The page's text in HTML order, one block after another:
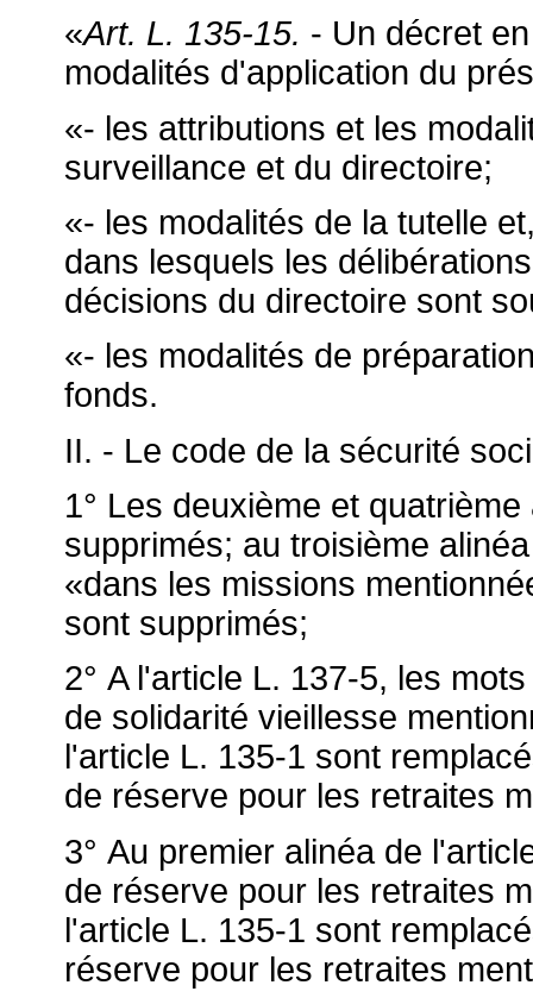
«Art. L. 135-15. - Un décret
modalités d'application du
«- les attributions et les
surveillance et du directoire;
«- les modalités de la tutelle
dans lesquels les
décisions du directoire sont
«- les modalités de
fonds.
II. - Le code de la sécurité
1° Les deuxième et
supprimés; au troisième
«dans les missions
sont supprimés;
2° A l'article L. 137-5, les
de solidarité vieillesse
l'article L. 135-1 sont
de réserve pour les retraites
3° Au premier alinéa de
de réserve pour les retraites
l'article L. 135-1 sont
réserve pour les retraites